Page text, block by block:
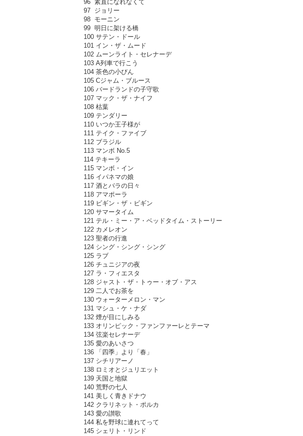
96 素直になれなくて
97 ジョリー
98 モーニン
99 明日に架ける橋
100 サテン・ドール
101 イン・ザ・ムード
102 ムーンライト・セレナーデ
103 A列車で行こう
104 茶色の小びん
105 Cジャム・ブルース
106 バードランドの子守歌
107 マック・ザ・ナイフ
108 枯葉
109 テンダリー
110 いつか王子様が
111 テイク・ファイブ
112 ブラジル
113 マンボ No.5
114 テキーラ
115 マンボ・イン
116 イパネマの娘
117 酒とバラの日々
118 アマポーラ
119 ビギン・ザ・ビギン
120 サマータイム
121 テル・ミー・ア・ベッドタイム・ストーリー
122 カメレオン
123 聖者の行進
124 シング・シング・シング
125 ラブ
126 チュニジアの夜
127 ラ・フィエスタ
128 ジャスト・ザ・トゥー・オブ・アス
129 二人でお茶を
130 ウォーターメロン・マン
131 マシュ・ケ・ナダ
132 煙が目にしみる
133 オリンピック・ファンファーレとテーマ
134 弦楽セレナーデ
135 愛のあいさつ
136 「四季」より「春」
137 シチリアーノ
138 ロミオとジュリエット
139 天国と地獄
140 荒野の七人
141 美しく青きドナウ
142 クラリネット・ポルカ
143 愛の讃歌
144 私を野球に連れてって
145 シェリト・リンド